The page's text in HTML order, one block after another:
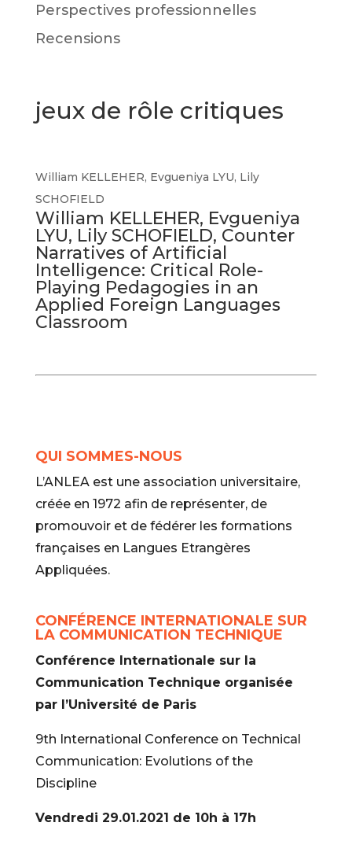
Perspectives professionnelles
Recensions
jeux de rôle critiques
William KELLEHER, Evgueniya LYU, Lily
SCHOFIELD
William KELLEHER, Evgueniya
LYU, Lily SCHOFIELD, Counter
Narratives of Artificial
Intelligence: Critical Role-
Playing Pedagogies in an
Applied Foreign Languages
Classroom
QUI SOMMES-NOUS
L’ANLEA est une association universitaire,
créée en 1972 afin de représenter, de
promouvoir et de fédérer les formations
françaises en Langues Etrangères
Appliquées.
CONFÉRENCE INTERNATIONALE SUR
LA COMMUNICATION TECHNIQUE
Conférence Internationale sur la
Communication Technique organisée
par l’Université de Paris
9th International Conference on Technical
Communication: Evolutions of the
Discipline
Vendredi 29.01.2021 de 10h à 17h